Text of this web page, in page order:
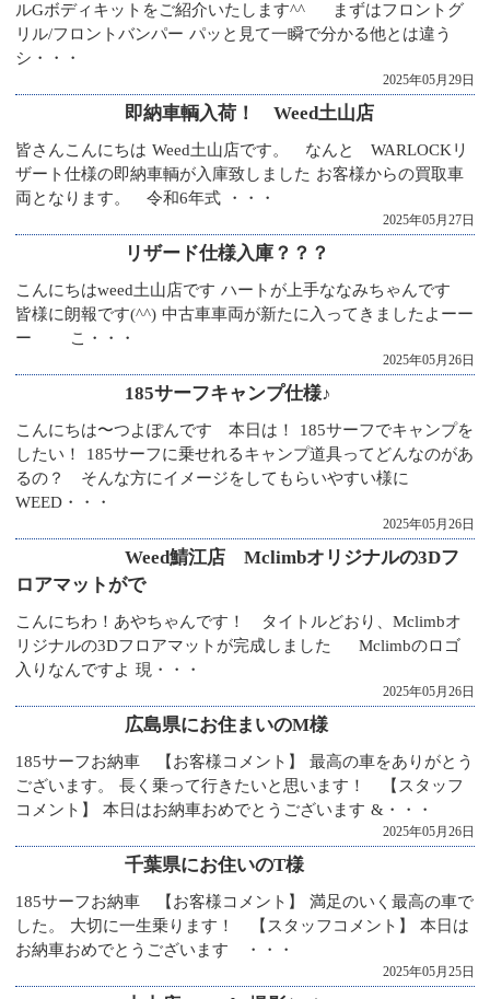
ルGボディキットをご紹介いたします^^ まずはフロントグ
リル/フロントバンパー パッと見て一瞬で分かる他とは違う
シ・・・
2025年05月29日
即納車輌入荷！ Weed土山店
皆さんこんにちは Weed土山店です。 なんと WARLOCKリ
ザート仕様の即納車輌が入庫致しました お客様からの買取車
両となります。 令和6年式 ・・・
2025年05月27日
リザード仕様入庫？？？
こんにちはweed土山店です ハートが上手ななみちゃんです
皆様に朗報です(^^) 中古車車両が新たに入ってきましたよーー
ー こ・・・
2025年05月26日
185サーフキャンプ仕様♪
こんにちは〜つよぽんです 本日は！ 185サーフでキャンプを
したい！ 185サーフに乗せれるキャンプ道具ってどんなのがあ
るの？ そんな方にイメージをしてもらいやすい様に
WEED・・・
2025年05月26日
Weed鯖江店 Mclimbオリジナルの3Dフ
ロアマットがで
こんにちわ！あやちゃんです！ タイトルどおり、Mclimbオ
リジナルの3Dフロアマットが完成しました Mclimbのロゴ
入りなんですよ 現・・・
2025年05月26日
広島県にお住まいのM様
185サーフお納車 【お客様コメント】 最高の車をありがとう
ございます。 長く乗って行きたいと思います！ 【スタッフ
コメント】 本日はお納車おめでとうございます &・・・
2025年05月26日
千葉県にお住いのT様
185サーフお納車 【お客様コメント】 満足のいく最高の車で
した。 大切に一生乗ります！ 【スタッフコメント】 本日は
お納車おめでとうございます ・・・
2025年05月25日